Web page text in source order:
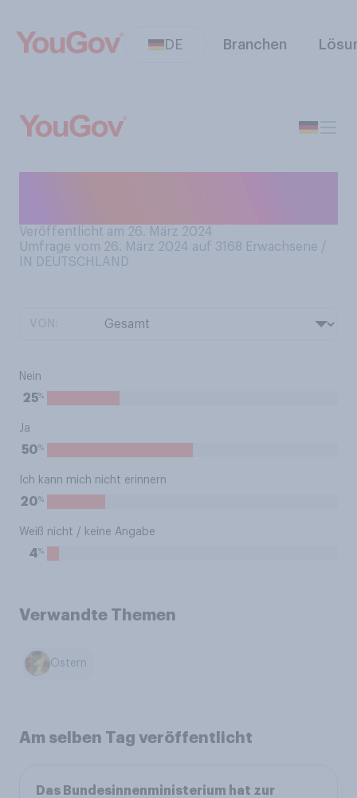
DE Branchen
Veröffentlicht am 26. März 2024
Umfrage vom 26. März 2024 auf 3168 Erwachsene /
IN DEUTSCHLAND
Nein
25%
Ja
50%
Ich kann mich nicht erinnern
20%
Weiß nicht / keine Angabe
4%
Verwandte Themen
Ostern
Am selben Tag veröffentlicht
Das Bundesinnenministerium hat zur